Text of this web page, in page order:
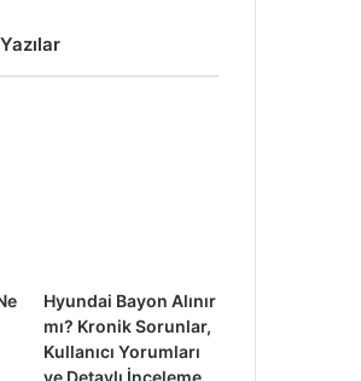
T
t
T
Hyundai Bayon Alınır
mı? Kronik Sorunlar,
Kullanıcı Yorumları
ve Detaylı İnceleme